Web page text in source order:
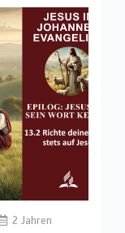
2 Jahren